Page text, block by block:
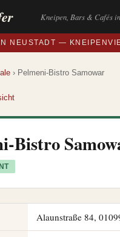
Kneipen, Bars & Cafés
NEUSTADT —
› Pelmeni-Bistro Samowar
Bistro
Alaunstraße 84,